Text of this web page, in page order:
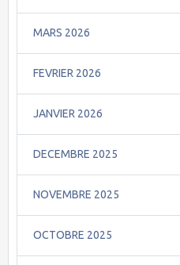
MARS 2026
FEVRIER 2026
JANVIER 2026
DECEMBRE 2025
NOVEMBRE 2025
OCTOBRE 2025